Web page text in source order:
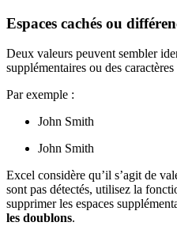
Espaces cachés ou
Deux valeurs peuvent sembler
supplémentaires ou des
Par exemple :
John Smith
John Smith
Excel considère qu’il s’agit de
sont pas détectés, utilisez la
supprimer les espaces
les doublons.